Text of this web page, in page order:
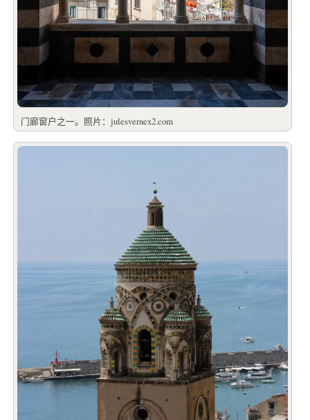
门廊窗户之一。照片：julesvernex2.com